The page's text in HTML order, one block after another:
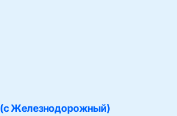
Железнодорожный)